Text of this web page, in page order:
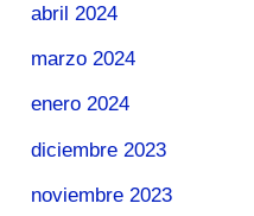
abril 2024
marzo 2024
enero 2024
diciembre 2023
noviembre 2023